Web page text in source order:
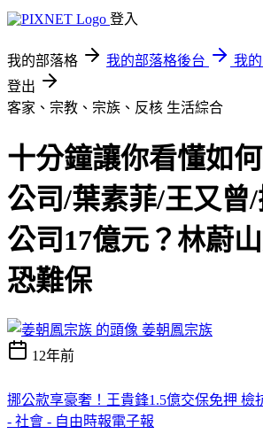
登入
我的部落格 我的部落格後台
我
登出
客家、宗教、宗族、反核 生活綜合
十分鐘讓你看懂如
公司/葉素菲/王又曾
公司17億元？林蔚
恐難保
姜朝鳳宗族
12年前
挪公款享豪奢！王貴鋒1.5億交保免押 檢
- 社會 - 自由時報電子報